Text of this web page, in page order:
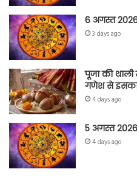
6 अगस्त
3 days ago
पूजा की थाली
गणेश से इसका
4 days ago
5 अगस्त
4 days ago